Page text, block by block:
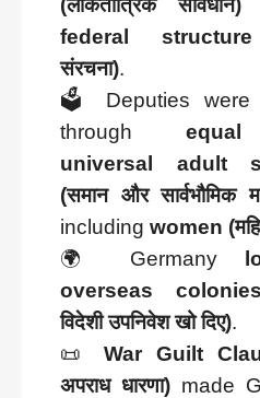
(लोकतांत्रिक संविधान)
federal
संरचना).
🗳️ Deputies were
through
universal adult
(समान और सार्वभौमिक
including women
🌍 Germany
overseas
विदेशी उपनिवेश खो दिए).
📜 War Guilt
अपराध धारणा) made